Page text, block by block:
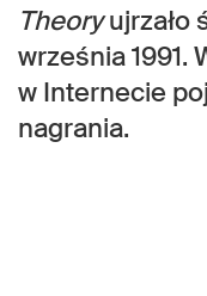
Theoryujrzało
września 1991.
w Internecie
nagrania.